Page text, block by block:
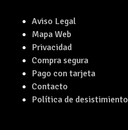
Aviso Legal
Mapa Web
Privacidad
Compra segura
Pago con tarjeta
Contacto
Política de desistimiento